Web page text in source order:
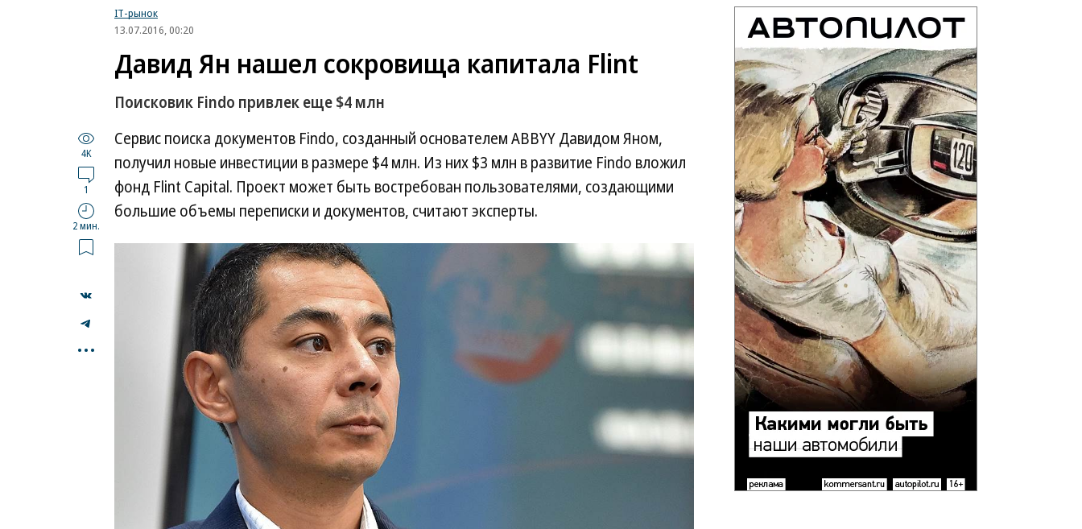
IT-рынок
13.07.2016, 00:20
Давид Ян нашел сокровища капитала Flint
Поисковик Findo привлек еще $4 млн
4K
1
2 мин.
...
Сервис поиска документов Findo, созданный основателем ABBYY Давидом Яном,
получил новые инвестиции в размере $4 млн. Из них $3 млн в развитие Findo вложил
фонд Flint Capital. Проект может быть востребован пользователями, создающими
большие объемы переписки и документов, считают эксперты.